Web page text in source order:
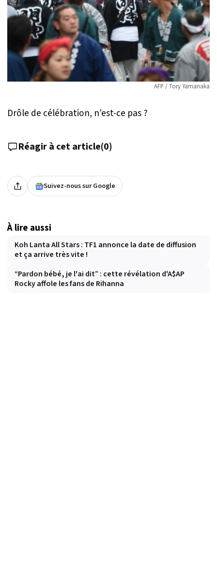
AFP / Tory Yamanaka
Drôle de célébration, n’est-ce pas ?
Réagir à cet article(0)
Suivez-nous sur Google
À lire aussi
Koh Lanta All Stars : TF1 annonce la date de diffusion
et ça arrive très vite !
“Pardon bébé, je l'ai dit” : cette révélation d'A$AP
Rocky affole les fans de Rihanna